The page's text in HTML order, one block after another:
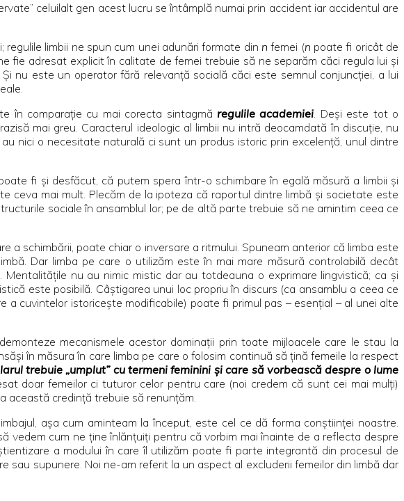
celuilalt gen acest lucru se întâmplă numai prin accident iar accidentul are
limbii ne spun cum unei adunări formate din n femei (n poate fi oricât de
fie adresat explicit în calitate de femei trebuie să ne separăm căci regula lui şi
nu este un operator fără relevanţă socială căci este semnul conjuncţiei, a lui
în comparaţie cu mai corecta sintagmă regulile academiei. Deşi este tot o
mai greu. Caracterul ideologic al limbii nu intră deocamdată în discuţie, nu
nici o necesitate naturală ci sunt un produs istoric prin excelenţă, unul dintre
fi şi desfăcut, că putem spera într-o schimbare în egală măsură a limbii şi
ceva mai mult. Plecăm de la ipoteza că raportul dintre limbă şi societate este
sociale în ansamblul lor; pe de altă parte trebuie să ne amintim ceea ce
a schimbării, poate chiar o inversare a ritmului. Spuneam anterior că limba este
Dar limba pe care o utilizăm este în mai mare măsură controlabilă decât
nu au nimic mistic dar au totdeauna o exprimare lingvistică; ca şi
este posibilă. Câştigarea unui loc propriu în discurs (ca ansamblu a ceea ce
cuvintelor istoriceşte modificabile) poate fi primul pas – esenţial – al unei alte
mecanismele acestor dominaţii prin toate mijloacele care le stau la
în măsura în care limba pe care o folosim continuă să ţină femeile la respect
trebuie „umplut” cu termeni feminini şi care să vorbească despre o lume
doar femeilor ci tuturor celor pentru care (noi credem că sunt cei mai mulţi)
această credinţă trebuie să renunţăm.
aşa cum aminteam la început, este cel ce dă forma conştiinţei noastre.
vedem cum ne ţine înlănţuiţi pentru că vorbim mai înainte de a reflecta despre
a modului în care îl utilizăm poate fi parte integrantă din procesul de
supunere. Noi ne-am referit la un aspect al excluderii femeilor din limbă dar